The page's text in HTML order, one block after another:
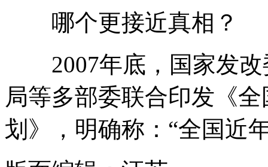
哪个更接近真相？
2007年底，国家发改
局等多部委联合印发《
划》，明确称：“全国近